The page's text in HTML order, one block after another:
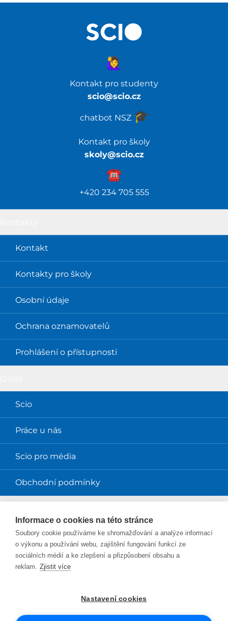
Kontakt pro studenty
scio@scio.cz
chatbot NSZ 🎓️
🙋‍♀️
Kontakt pro školy
skoly@scio.cz
☎️️
+420 234 705 555
Kontakt
Kontakty pro školy
Osobní údaje
Ochrana oznamovatelů
Prohlášení o přístupnosti
Scio
Práce u nás
Scio pro média
Obchodní podmínky
Magazín Perpetuum
Blog Smysl v práci
Informace o cookies na této stránce
Soubory cookie používáme ke shromažďování a analýze informací
o výkonu a používání webu, zajištění fungování funkcí ze
sociálních médií a ke zlepšení a přizpůsobení obsahu a
reklam. Zjistit více
Nastavení cookies